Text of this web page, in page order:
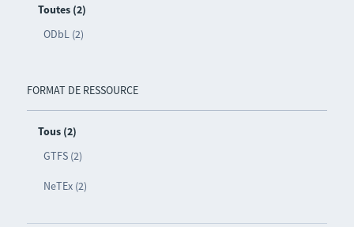
Toutes (2)
ODbL (2)
FORMAT DE RESSOURCE
Tous (2)
GTFS (2)
NeTEx (2)